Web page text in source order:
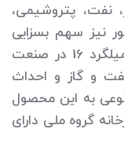
نفت، پتروشیمی،
نیز سهم بسزایی
داشته است.از جمله مهم‌ترین کاربرد میلگرد 16 در صنعت
و گاز و احداث
به این محصول
گروه ملی دارای